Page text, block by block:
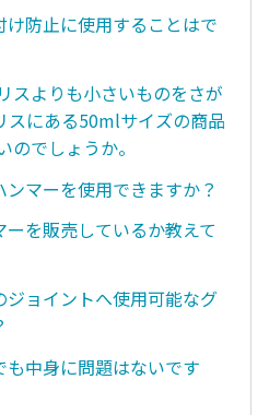
防止に使用することはで
スよりも小さいものをさが
スにある50mlサイズの商品
でしょうか。
マーを使用できますか？
を販売しているか教えて
ジョイントへ使用可能なグ
中身に問題はないです